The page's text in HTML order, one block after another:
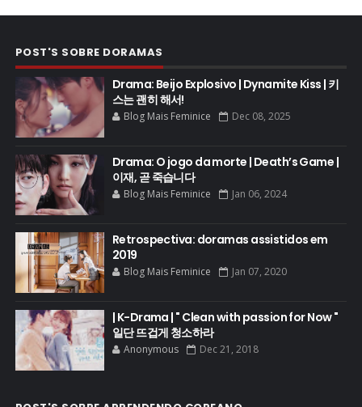
POST'S SOBRE DORAMAS
Drama: Beijo Explosivo | Dynamite Kiss | 키
스는 괜히 해서!
Blog Mais Feminice Dec 08, 2025
Drama: O jogo da morte | Death’s Game |
이재, 곧 죽습니다
Blog Mais Feminice Jan 06, 2024
Retrospectiva: doramas assistidos em
2019
Blog Mais Feminice Jan 07, 2020
| K-Drama | " Clean with passion for Now "
일단 뜨겁게 청소하라
Anonymous Dec 21, 2018